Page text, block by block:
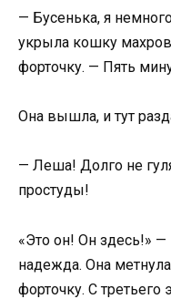
— Бусенька, я
укрыла кошку
форточку. — Пять
Она вышла, и тут
— Леша! Долго не
простуды!
«Это он! Он здесь!»
надежда. Она
форточку. С